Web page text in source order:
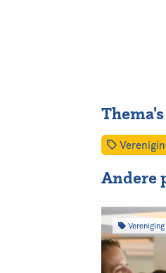
Thema's
Andere
Vereniging